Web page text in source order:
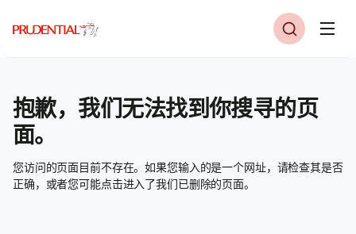
抱歉，我们无法找到你搜寻的页
面。
您访问的页面目前不存在。如果您输入的是一个网址，请检查其是否
正确，或者您可能点击进入了我们已删除的页面。